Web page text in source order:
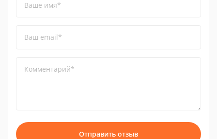
Ваше имя*
Ваш email*
Комментарий*
Отправить отзыв